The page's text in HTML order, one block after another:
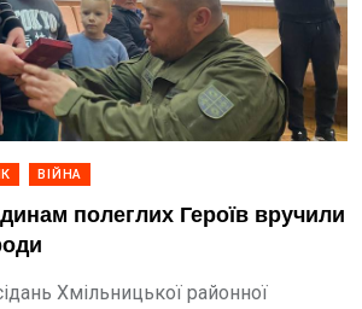
ВІЙНА
полеглих Героїв вручили
Хмільницької районної